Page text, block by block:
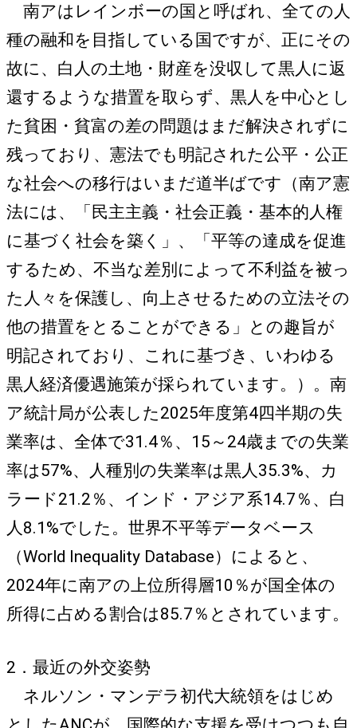
南アはレインボーの国と呼ばれ、全ての人
種の融和を目指している国ですが、正にその
故に、白人の土地・財産を没収して黒人に返
還するような措置を取らず、黒人を中心とし
た貧困・貧富の差の問題はまだ解決されずに
残っており、憲法でも明記された公平・公正
な社会への移行はいまだ道半ばです（南ア憲
法には、「民主主義・社会正義・基本的人権
に基づく社会を築く」、「平等の達成を促進
するため、不当な差別によって不利益を被っ
た人々を保護し、向上させるための立法その
他の措置をとることができる」との趣旨が
明記されており、これに基づき、いわゆる
黒人経済優遇施策が採られています。）。南
ア統計局が公表した2025年度第4四半期の失
業率は、全体で31.4％、15～24歳までの失業
率は57%、人種別の失業率は黒人35.3%、カ
ラード21.2％、インド・アジア系14.7％、白
人8.1%でした。世界不平等データベース
（World Inequality Database）によると、
2024年に南アの上位所得層10％が国全体の
所得に占める割合は85.7％とされています。
2．最近の外交姿勢
ネルソン・マンデラ初代大統領をはじめ